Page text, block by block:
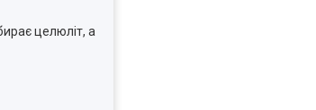
целюліт, а